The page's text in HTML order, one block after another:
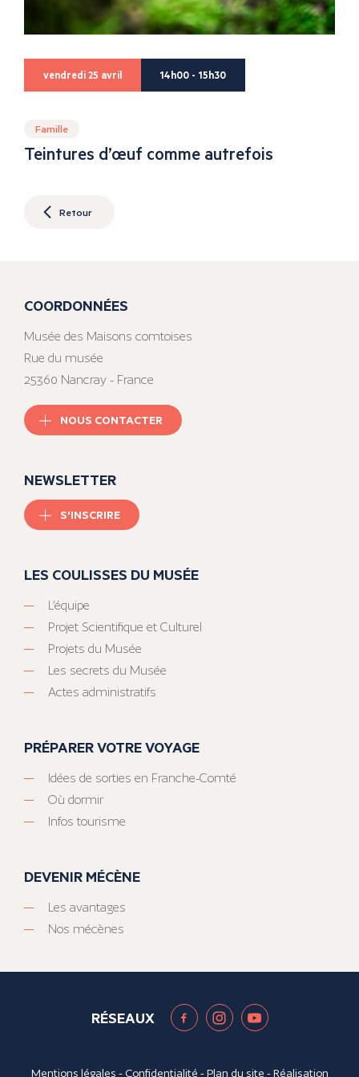
vendredi 25 avril 14h00 - 15h30
Famille
Teintures d’œuf comme autrefois
Retour
COORDONNÉES
Musée des Maisons comtoises
Rue du musée
25360 Nancray - France
NOUS CONTACTER
NEWSLETTER
S'INSCRIRE
LES COULISSES DU MUSÉE
L’équipe
Projet Scientifique et Culturel
Projets du Musée
Les secrets du Musée
Actes administratifs
PRÉPARER VOTRE VOYAGE
Idées de sorties en Franche-Comté
Où dormir
Infos tourisme
DEVENIR MÉCÈNE
Les avantages
Nos mécènes
RÉSEAUX
Mentions légales - Confidentialité -Plan du site - Réalisation